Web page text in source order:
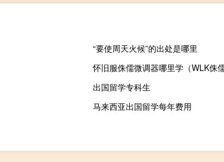
“要使周天火候”的出处是哪里
怀旧服侏儒微调器哪里学（WLK侏
出国留学专科生
马来西亚出国留学每年费用